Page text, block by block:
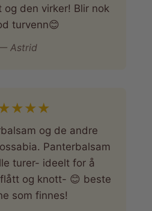
den virker! Blir nok
turvenn😊
Astrid
★★★
og de andre
Panterbalsam
turer- ideelt for å
og knott- 😊 beste
som finnes!